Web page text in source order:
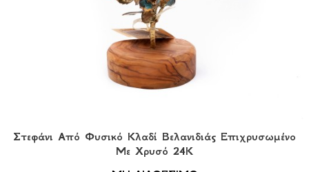
Στεφάνι Από Φυσικό Κλαδί Βελανιδιάς Eπιχρυσωμένο
Με Χρυσό 24Κ